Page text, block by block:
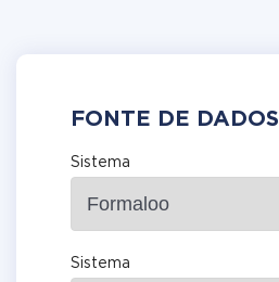
FONTE DE DADOS
Sistema
Sistema